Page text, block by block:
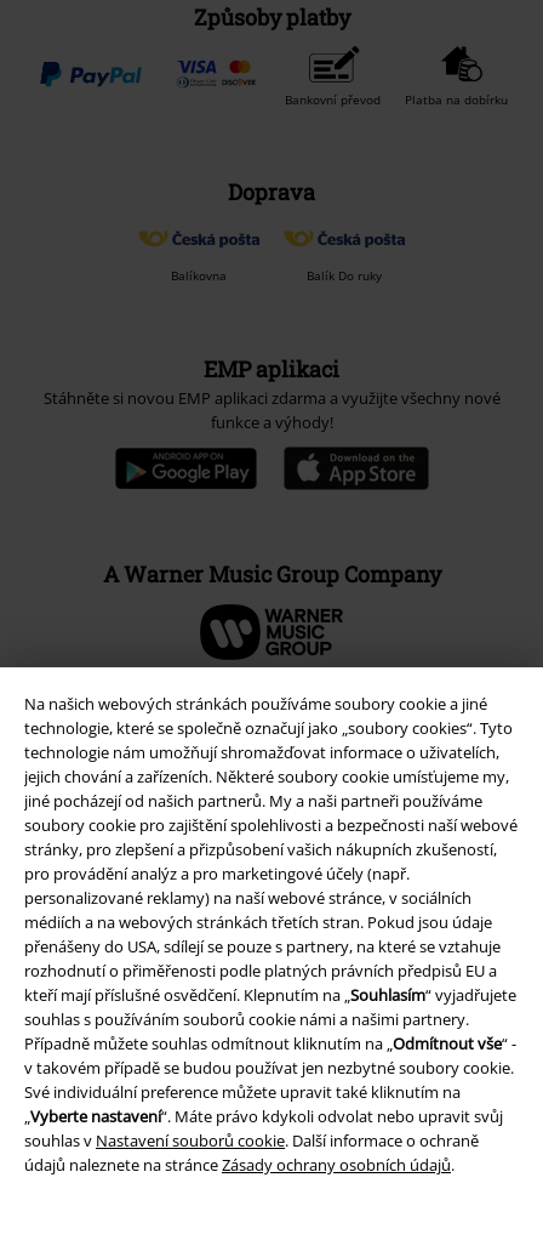
Na našich webových stránkách používáme soubory cookie a jiné
technologie, které se společně označují jako „soubory cookies“. Tyto
technologie nám umožňují shromažďovat informace o uživatelích,
jejich chování a zařízeních. Některé soubory cookie umísťujeme my,
jiné pocházejí od našich partnerů. My a naši partneři používáme
soubory cookie pro zajištění spolehlivosti a bezpečnosti naší webové
stránky, pro zlepšení a přizpůsobení vašich nákupních zkušeností,
pro provádění analýz a pro marketingové účely (např.
personalizované reklamy) na naší webové stránce, v sociálních
médiích a na webových stránkách třetích stran. Pokud jsou údaje
přenášeny do USA, sdílejí se pouze s partnery, na které se vztahuje
rozhodnutí o přiměřenosti podle platných právních předpisů EU a
kteří mají příslušné osvědčení. Klepnutím na „Souhlasím“ vyjadřujete
souhlas s používáním souborů cookie námi a našimi partnery.
Případně můžete souhlas odmítnout kliknutím na „Odmítnout vše“ -
v takovém případě se budou používat jen nezbytné soubory cookie.
Své individuální preference můžete upravit také kliknutím na
„Vyberte nastavení“. Máte právo kdykoli odvolat nebo upravit svůj
souhlas v Nastavení souborů cookie. Další informace o ochraně
údajů naleznete na stránceZásady ochrany osobních údajů.
Způsoby platby
Bankovní převod Platba na dobírku
Doprava
Balíkovna Balík Do ruky
EMP aplikaci
Stáhněte si novou EMP aplikaci zdarma a využijte všechny nové
funkce a výhody!
A Warner Music Group Company
Právní informace
Podmínky
Prohlášení
Ochrana osobních údajů
Likvidace odpadu a ochrana životního prostředí